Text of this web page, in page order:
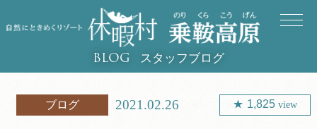
BLOG スタッフブログ
ブログ 2021.02.26 1,825view